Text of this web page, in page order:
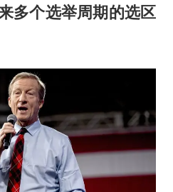
多个选举周期的选区